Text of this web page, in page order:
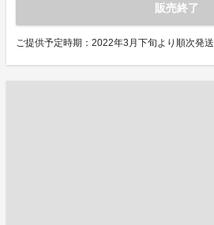
販売終了
ご提供予定時期：2022年3月下旬より順次発送